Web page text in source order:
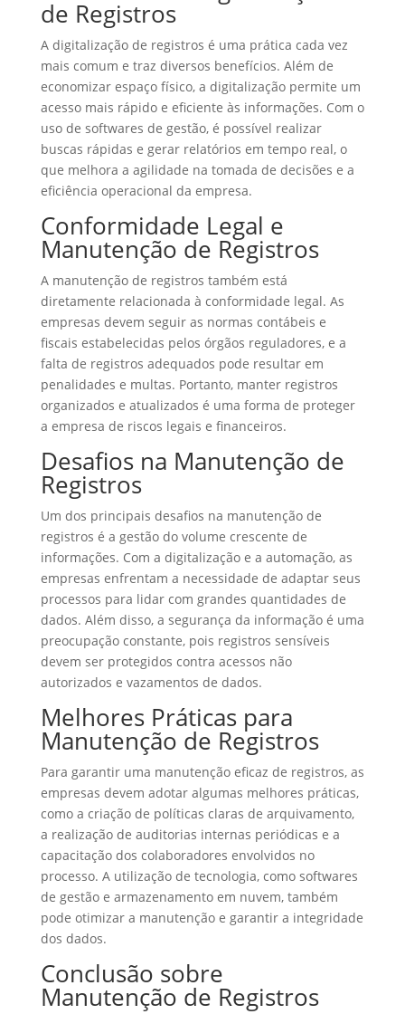
de Registros
A digitalização de registros é uma prática cada vez
mais comum e traz diversos benefícios. Além de
economizar espaço físico, a digitalização permite um
acesso mais rápido e eficiente às informações. Com o
uso de softwares de gestão, é possível realizar
buscas rápidas e gerar relatórios em tempo real, o
que melhora a agilidade na tomada de decisões e a
eficiência operacional da empresa.
Conformidade Legal e
Manutenção de Registros
A manutenção de registros também está
diretamente relacionada à conformidade legal. As
empresas devem seguir as normas contábeis e
fiscais estabelecidas pelos órgãos reguladores, e a
falta de registros adequados pode resultar em
penalidades e multas. Portanto, manter registros
organizados e atualizados é uma forma de proteger
a empresa de riscos legais e financeiros.
Desafios na Manutenção de
Registros
Um dos principais desafios na manutenção de
registros é a gestão do volume crescente de
informações. Com a digitalização e a automação, as
empresas enfrentam a necessidade de adaptar seus
processos para lidar com grandes quantidades de
dados. Além disso, a segurança da informação é uma
preocupação constante, pois registros sensíveis
devem ser protegidos contra acessos não
autorizados e vazamentos de dados.
Melhores Práticas para
Manutenção de Registros
Para garantir uma manutenção eficaz de registros, as
empresas devem adotar algumas melhores práticas,
como a criação de políticas claras de arquivamento,
a realização de auditorias internas periódicas e a
capacitação dos colaboradores envolvidos no
processo. A utilização de tecnologia, como softwares
de gestão e armazenamento em nuvem, também
pode otimizar a manutenção e garantir a integridade
dos dados.
Conclusão sobre
Manutenção de Registros